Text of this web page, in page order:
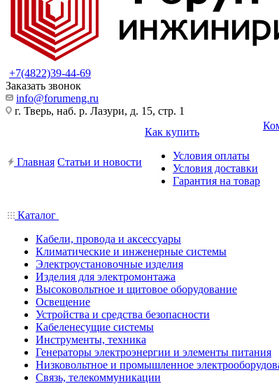
+7(4822)39-44-69
Заказать звонок
info@forumeng.ru
г. Тверь, наб. р. Лазури, д. 15, стр. 1
Главная Статьи и новости
Как купить
Условия оплаты
Условия доставки
Гарантия на товар
Каталог
Кабели, провода и аксессуары
Климатические и инженерные системы
Электроустановочные изделия
Изделия для электромонтажа
Высоковольтное и щитовое оборудование
Освещение
Устройства и средства безопасности
Кабеленесущие системы
Инструменты, техника
Генераторы электроэнергии и элементы питания
Низковольтное и промышленное
Связь, телекоммуникации